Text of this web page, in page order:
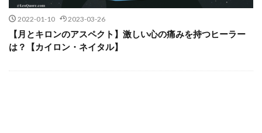
2022-01-10 2023-03-26
【月とキロンのアスペクト】激しい心の痛みを持つヒーラー
は？【カイロン・ネイタル】